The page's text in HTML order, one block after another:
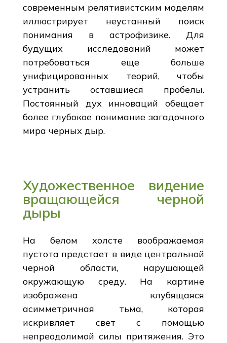
современным релятивистским моделям
иллюстрирует неустанный поиск
понимания в астрофизике. Для
будущих исследований может
потребоваться еще больше
унифицированных теорий, чтобы
устранить оставшиеся пробелы.
Постоянный дух инноваций обещает
более глубокое понимание загадочного
мира черных дыр.
Художественное видение
вращающейся черной
дыры
На белом холсте воображаемая
пустота предстает в виде центральной
черной области, нарушающей
окружающую среду. На картине
изображена клубящаяся
асимметричная тьма, которая
искривляет свет с помощью
непреодолимой силы притяжения. Это